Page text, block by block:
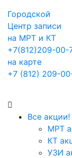
Городской
Центр записи
на МРТ и КТ
+7(812)209-00-
на карте
+7 (812) 209-
Все акции!
МРТ
КТ
УЗИ